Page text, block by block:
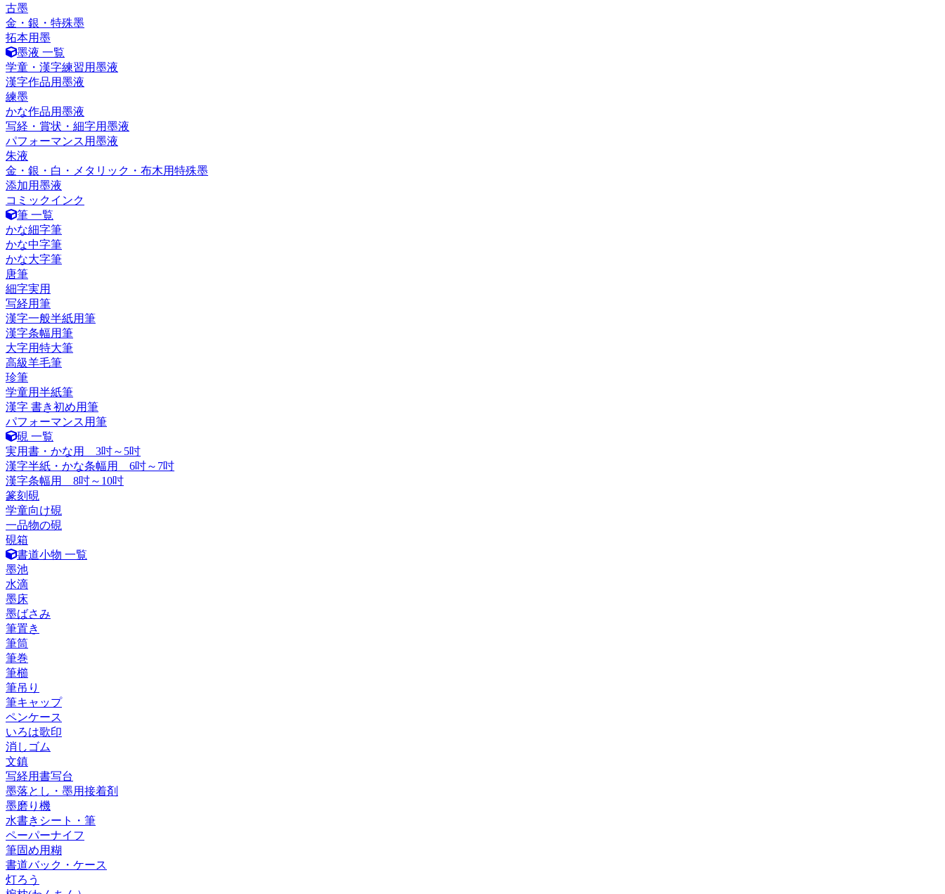
古墨
金・銀・特殊墨
拓本用墨
墨液 一覧
学童・漢字練習用墨液
漢字作品用墨液
練墨
かな作品用墨液
写経・賞状・細字用墨液
パフォーマンス用墨液
朱液
金・銀・白・メタリック・布木用特殊墨
添加用墨液
コミックインク
筆 一覧
かな細字筆
かな中字筆
かな大字筆
唐筆
細字実用
写経用筆
漢字一般半紙用筆
漢字条幅用筆
大字用特大筆
高級羊毛筆
珍筆
学童用半紙筆
漢字 書き初め用筆
パフォーマンス用筆
硯 一覧
実用書・かな用 3吋～5吋
漢字半紙・かな条幅用 6吋～7吋
漢字条幅用 8吋～10吋
篆刻硯
学童向け硯
一品物の硯
硯箱
書道小物 一覧
墨池
水滴
墨床
墨ばさみ
筆置き
筆筒
筆巻
筆櫛
筆吊り
筆キャップ
ペンケース
いろは歌印
消しゴム
文鎮
写経用書写台
墨落とし・墨用接着剤
墨磨り機
水書きシート・筆
ペーパーナイフ
筆固め用糊
書道バック・ケース
灯ろう